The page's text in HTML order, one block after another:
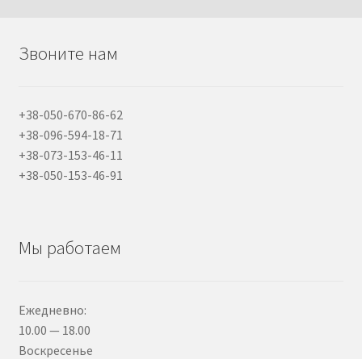
Звоните нам
+38-050-670-86-62
+38-096-594-18-71
+38-073-153-46-11
+38-050-153-46-91
Мы работаем
Ежедневно:
10.00 — 18.00
Воскресенье